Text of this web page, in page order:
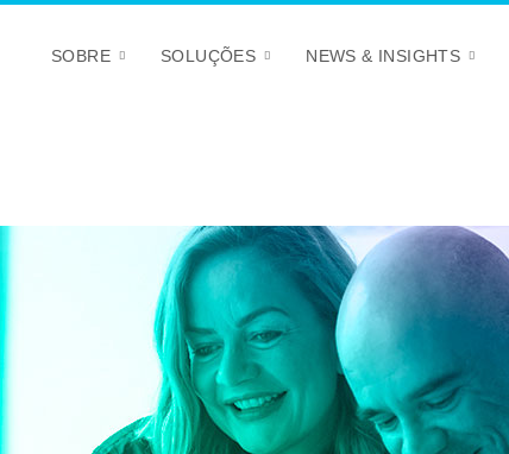
SOBRE SOLUÇÕES NEWS & INSIGHTS